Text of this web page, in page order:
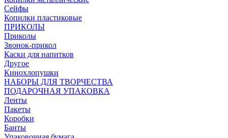
Сейфы
Копилки пластиковые
ПРИКОЛЫ
Приколы
Звонок-прикол
Каски для напитков
Другое
Кинохлопушки
НАБОРЫ ДЛЯ ТВОРЧЕСТВА
ПОДАРОЧНАЯ УПАКОВКА
Ленты
Пакеты
Коробки
Банты